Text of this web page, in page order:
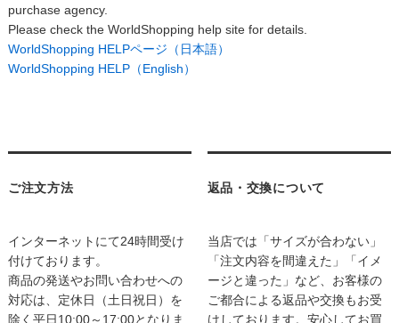
purchase agency.
Please check the WorldShopping help site for details.
WorldShopping HELPページ（日本語）
WorldShopping HELP（English）
ご注文方法
インターネットにて24時間受け
付けております。
商品の発送やお問い合わせへの
対応は、定休日（土日祝日）を
除く平日10:00～17:00となりま
返品・交換について
当店では「サイズが合わない」
「注文内容を間違えた」「イメ
ージと違った」など、お客様の
ご都合による返品や交換もお受
けしております。安心してお買